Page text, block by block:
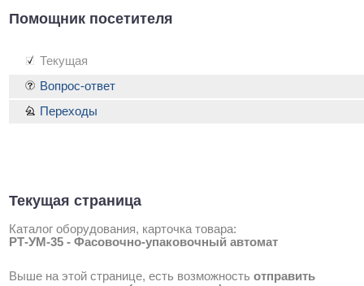
Помощник посетителя
Текущая
Текущая страница
Каталог оборудования, карточка товара:
РТ-УМ-35 - Фасовочно-упаковочный автомат
Выше на этой странице, есть возможность отправить
Вопрос-ответ
Переходы